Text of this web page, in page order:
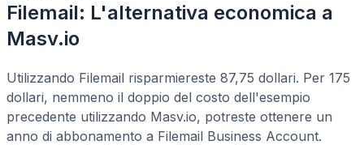
Filemail: L'alternativa economica a
Masv.io
Utilizzando Filemail risparmiereste 87,75 dollari. Per 175
dollari, nemmeno il doppio del costo dell'esempio
precedente utilizzando Masv.io, potreste ottenere un
anno di abbonamento a Filemail Business Account.